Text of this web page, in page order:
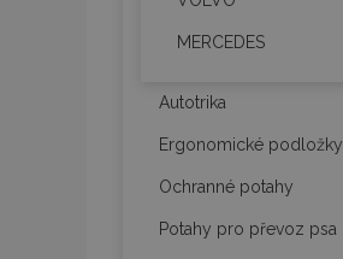
MERCEDES
Autotrika
Ergonomické podložky
Ochranné potahy
Potahy pro převoz psa